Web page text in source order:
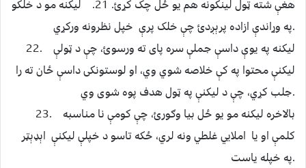
هغې شته ټول لينکونه هم یو ځل چک کړﺉ. 21. ليکنه مو د خلکو
په وړاندې ازاده پرېږدﺉ چې خلک پرې خپل نظرونه ورکړي.
22. ليکنه په يوې داسې جملې سره پای ته ورسوﺉ، چې د ټولې
لیکنې محتوا په کې خلاصه شوي وي، او لوستونکی داسې ځان ته را
جلب کړي، چې د ليکنې په ټول هدف پوه شوی وي.
23. بالاخره لیکنه مو يو ځل بيا وګورﺉ، چې کومې نا مناسبه
کلمې او يا املايي غلطي ونه لري، ځکه تاسو د خپلې ليکنې اېډېټر
په خپله ياست.